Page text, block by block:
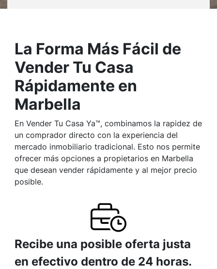
La Forma Más Fácil de
Vender Tu Casa
Rápidamente en
Marbella
En Vender Tu Casa Ya™, combinamos la rapidez de
un comprador directo con la experiencia del
mercado inmobiliario tradicional. Esto nos permite
ofrecer más opciones a propietarios en Marbella
que desean vender rápidamente y al mejor precio
posible.
Recibe una posible oferta justa
en efectivo dentro de 24 horas.